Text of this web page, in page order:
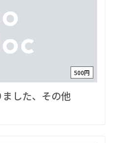
500円
した、その他